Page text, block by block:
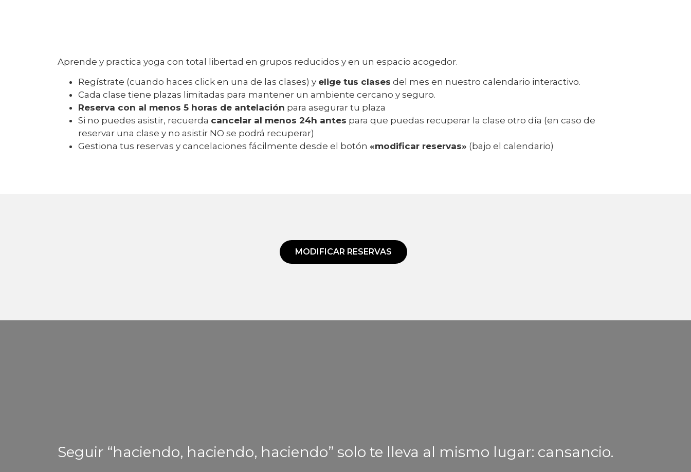
Aprende y practica yoga con total libertad en grupos reducidos y en un espacio acogedor.
Regístrate (cuando haces click en una de las clases) y elige tus clases del mes en nuestro calendario interactivo.
Cada clase tiene plazas limitadas para mantener un ambiente cercano y seguro.
Reserva con al menos 5 horas de antelación para asegurar tu plaza
Si no puedes asistir, recuerda cancelar al menos 24h antes para que puedas recuperar la clase otro día (en caso de
reservar una clase y no asistir NO se podrá recuperar)
Gestiona tus reservas y cancelaciones fácilmente desde el botón «modificar reservas» (bajo el calendario)
MODIFICAR RESERVAS
Seguir “haciendo, haciendo, haciendo” solo te lleva al mismo lugar: cansancio.